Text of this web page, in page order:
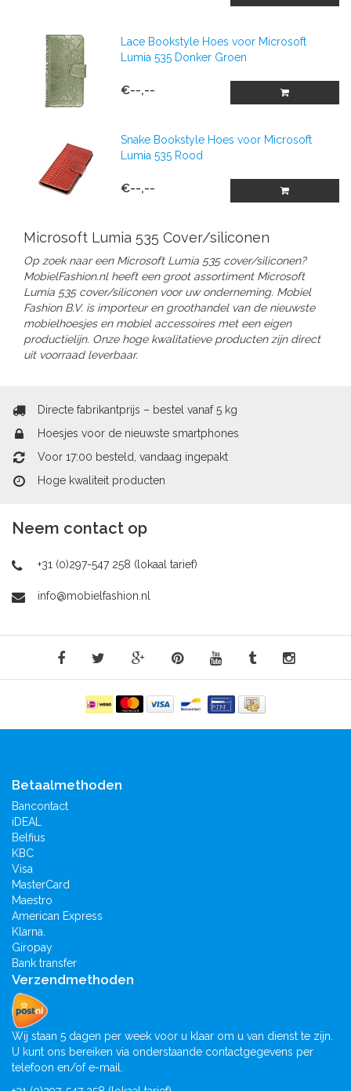
Lace Bookstyle Hoes voor Microsoft
Lumia 535 Donker Groen
€--,--
Snake Bookstyle Hoes voor Microsoft
Lumia 535 Rood
€--,--
Microsoft Lumia 535 Cover/siliconen
Op zoek naar een Microsoft Lumia 535 cover/siliconen?
MobielFashion.nl heeft een groot assortiment Microsoft
Lumia 535cover/siliconenvoor uw onderneming. Mobiel
Fashion B.V. is importeur en groothandel van de nieuwste
mobielhoesjes en mobiel accessoires met een eigen
productielijn. Onze hoge kwalitatieve producten zijn direct
uit voorraad leverbaar.
Directe fabrikantprijs – bestel vanaf 5 kg
Hoesjes voor de nieuwste smartphones
Voor 17:00 besteld, vandaag ingepakt
Hoge kwaliteit producten
Neem contact op
+31 (0)297-547 258 (lokaal tarief)
info@mobielfashion.nl
Betaalmethoden
Bancontact
iDEAL
Belfius
KBC
Visa
MasterCard
Maestro
American Express
Klarna.
Giropay
Bank transfer
Verzendmethoden
Wij staan 5 dagen per week voor u klaar om u van dienst te zijn.
U kunt ons bereiken via onderstaande contactgegevens per
telefoon en/of e-mail.